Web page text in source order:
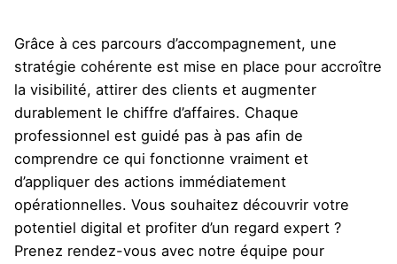
Grâce à ces parcours d’accompagnement, une
stratégie cohérente est mise en place pour accroître
la visibilité, attirer des clients et augmenter
durablement le chiffre d’affaires. Chaque
professionnel est guidé pas à pas afin de
comprendre ce qui fonctionne vraiment et
d’appliquer des actions immédiatement
opérationnelles. Vous souhaitez découvrir votre
potentiel digital et profiter d’un regard expert ?
Prenez rendez-vous avec notre équipe pour